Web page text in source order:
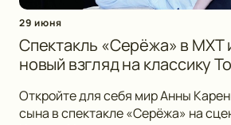
29 июня
Спектакль «Серёжа» в МХТ
новый взгляд на классику
Откройте для себя мир Анны
сына в спектакле «Серёжа» на